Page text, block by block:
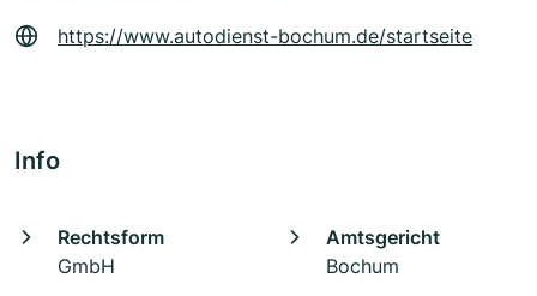
https://www.autodienst-bochum.de/startseite
Info
Rechtsform
GmbH
Amtsgericht
Bochum